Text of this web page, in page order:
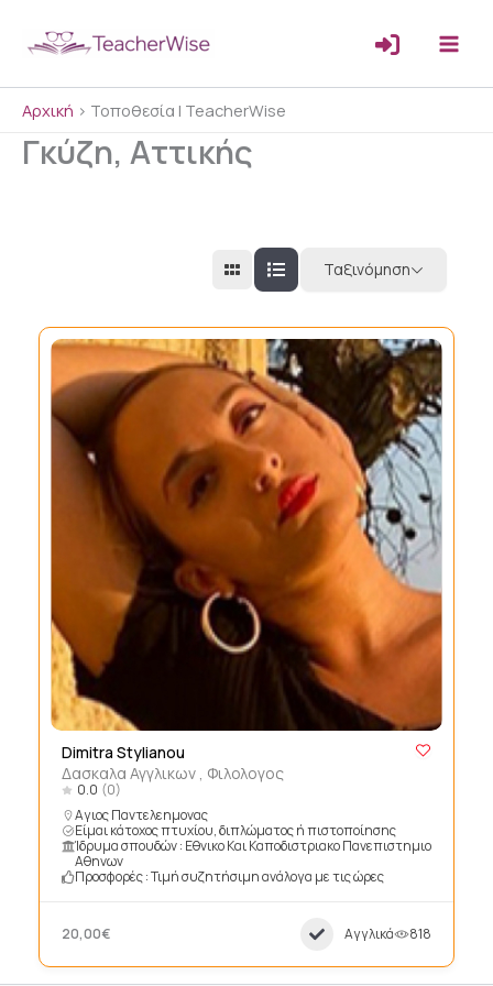
Αρχική > Τοποθεσία | TeacherWise
Γκύζη, Αττικής
Ταξινόμηση
Dimitra Stylianou
Δασκαλα Αγγλικων , Φιλολογος
0.0 (0)
Αγιος Παντελεημονας
Είμαι κάτοχος πτυχίου, διπλώματος ή πιστοποίησης
Ίδρυμα σπουδών : Εθνικο Και Καποδιστριακο Πανεπιστημιο
Αθηνων
Προσφορές : Τιμή συζητήσιμη ανάλογα με τις ώρες
20,00€ Αγγλικά 818